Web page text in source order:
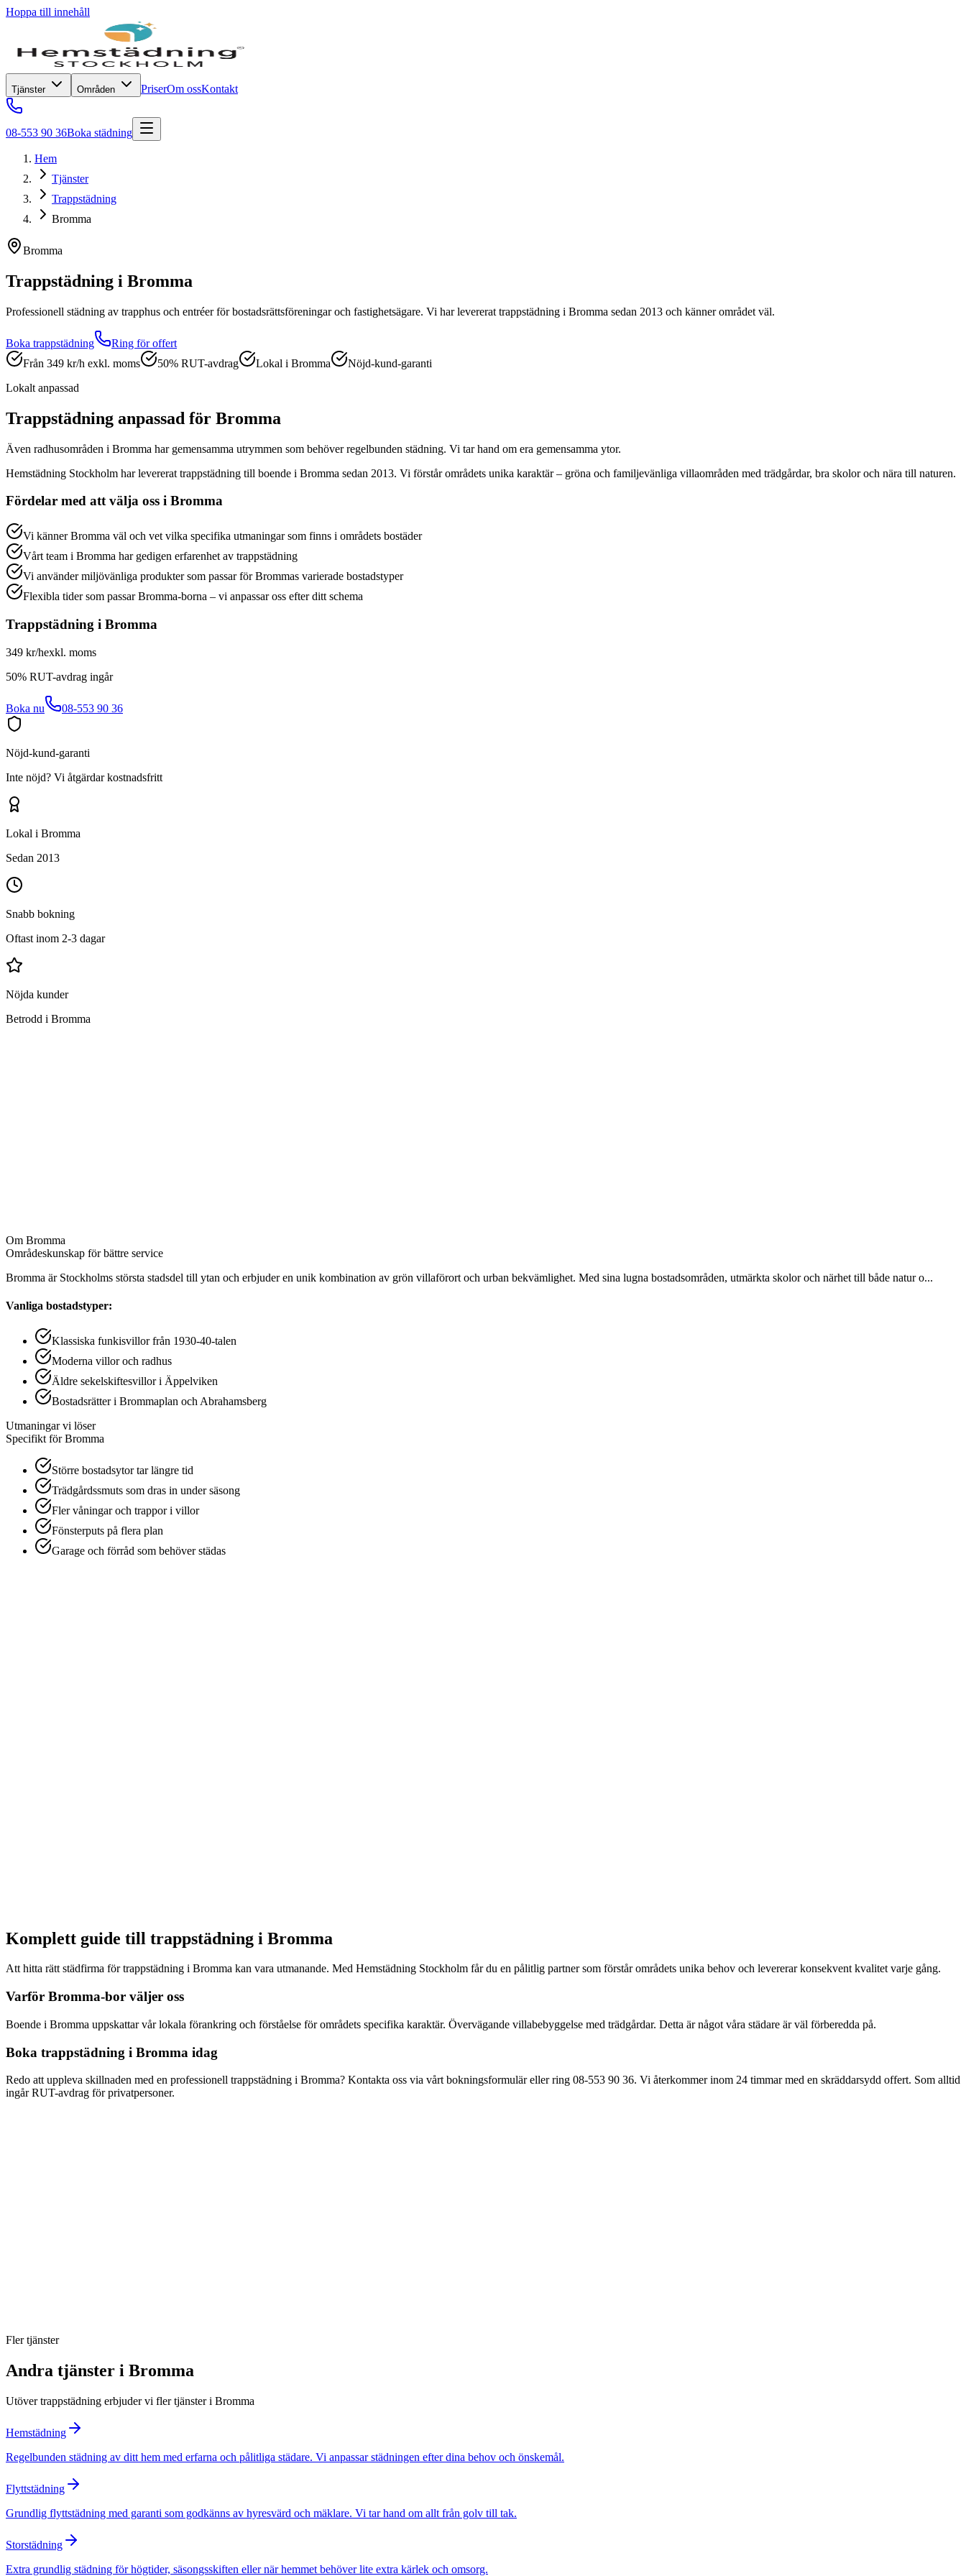
Hoppa till innehåll
Tjänster Områden PriserOm ossKontakt
08-553 90 36Boka städning
Hem
Tjänster
Trappstädning
Bromma
Bromma
Trappstädning i Bromma
Professionell städning av trapphus och entréer för bostadsrättsföreningar och fastighetsägare. Vi har levererat trappstädning i Bromma sedan 2013 och känner området väl.
Boka trappstädning
Ring för offert
Från 349 kr/h exkl. moms
50% RUT-avdrag Lokal i Bromma
Nöjd-kund-garanti
Lokalt anpassad
Trappstädning anpassad för Bromma
Även radhusområden i Bromma har gemensamma utrymmen som behöver regelbunden städning. Vi tar hand om era gemensamma ytor.
Hemstädning Stockholm har levererat trappstädning till boende i Bromma sedan 2013. Vi förstår områdets unika karaktär – gröna och familjevänliga villaområden med trädgårdar, bra skolor och nära till naturen.
Fördelar med att välja oss i Bromma
Vi känner Bromma väl och vet vilka specifika utmaningar som finns i områdets bostäder
Vårt team i Bromma har gedigen erfarenhet av trappstädning
Vi använder miljövänliga produkter som passar för Brommas varierade bostadstyper
Flexibla tider som passar Bromma-borna – vi anpassar oss efter ditt schema
Trappstädning i Bromma
349 kr/hexkl. moms
50% RUT-avdrag ingår
Boka nu 08-553 90 36
Nöjd-kund-garanti
Inte nöjd? Vi åtgärdar kostnadsfritt
Lokal i Bromma
Sedan 2013
Snabb bokning
Oftast inom 2-3 dagar
Nöjda kunder
Betrodd i Bromma
Om Bromma
Områdeskunskap för bättre service
Bromma är Stockholms största stadsdel till ytan och erbjuder en unik kombination av grön villaförort och urban bekvämlighet. Med sina lugna bostadsområden, utmärkta skolor och närhet till både natur o...
Vanliga bostadstyper:
Klassiska funkisvillor från 1930-40-talen
Moderna villor och radhus
Äldre sekelskiftesvillor i Äppelviken
Bostadsrätter i Brommaplan och Abrahamsberg
Utmaningar vi löser
Specifikt förBromma
Större bostadsytor tar längre tid
Trädgårdssmuts som dras in under säsong
Fler våningar och trappor i villor
Fönsterputs på flera plan
Garage och förråd som behöver städas
Komplett guide till trappstädning i Bromma
Att hitta rätt städfirma förtrappstädning i Bromma kan vara utmanande. Med Hemstädning Stockholm får du en pålitlig partner som förstår områdets unika behov och levererar konsekvent kvalitet varje gång.
Varför Bromma-bor väljer oss
Boende i Bromma uppskattar vår lokala förankring och förståelse för områdets specifika karaktär. Övervägande villabebyggelse med trädgårdar. Detta är något våra städare är väl förberedda på.
Boka trappstädning i Bromma idag
Redo att uppleva skillnaden med en professionell trappstädning i Bromma? Kontakta oss via vårt bokningsformulär eller ring 08-553 90 36. Vi återkommer inom 24 timmar med en skräddarsydd offert. Som alltid
ingår RUT-avdrag för privatpersoner.
Fler tjänster
Andra tjänster i Bromma
Utövertrappstädning erbjuder vi fler tjänster i Bromma
Hemstädning
Regelbunden städning av ditt hem med erfarna och pålitliga städare. Vi anpassar städningen efter dina behov och önskemål.
Flyttstädning
Grundlig flyttstädning med garanti som godkänns av hyresvärd och mäklare. Vi tar hand om allt från golv till tak.
Storstädning
Extra grundlig städning för högtider, säsongsskiften eller när hemmet behöver lite extra kärlek och omsorg.